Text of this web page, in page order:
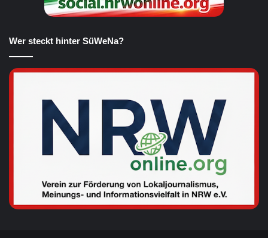
Wer steckt hinter SüWeNa?